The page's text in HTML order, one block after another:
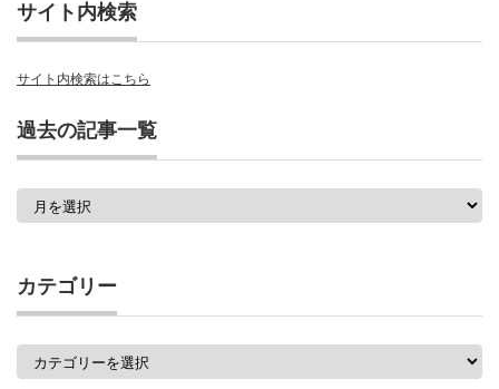
サイト内検索
サイト内検索はこちら
過去の記事一覧
一
覧
カテゴリー